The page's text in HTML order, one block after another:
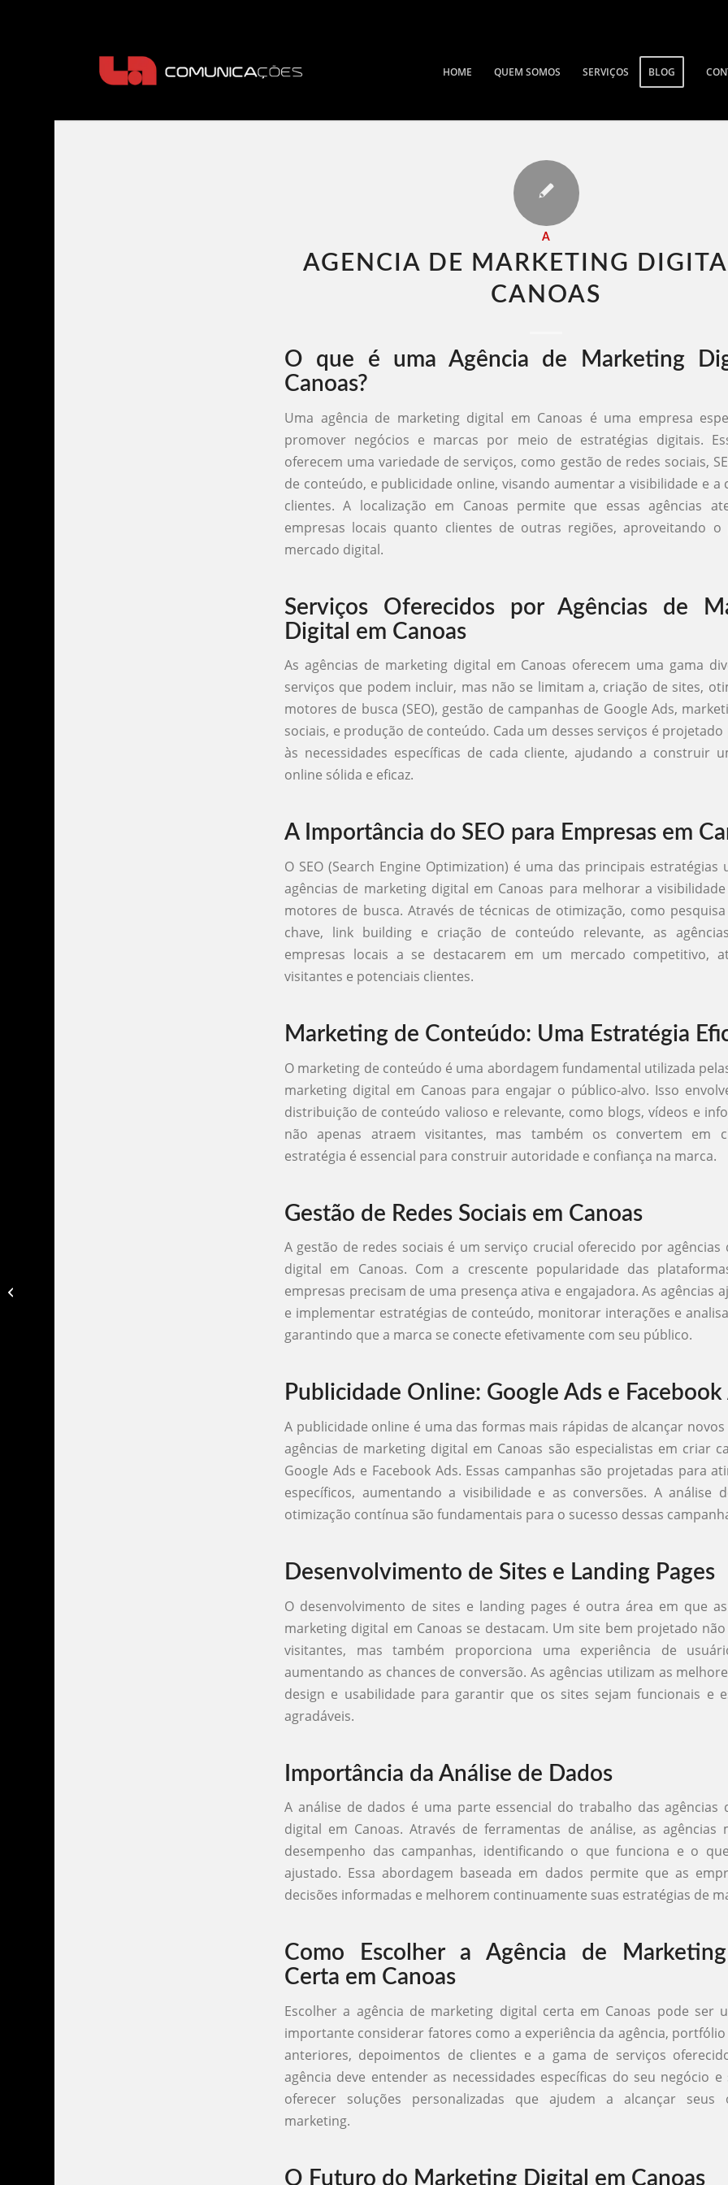
HOME QUEM SOMOS SERVIÇOS BLOG
A
AGENCIA DE MARKETING
CANOAS​
O que é uma Agência de Marketing
Canoas?
Uma agência de marketing digital em Canoas é uma empresa
promover negócios e marcas por meio de estratégias digitais.
oferecem uma variedade de serviços, como gestão de redes sociais,
de conteúdo, e publicidade online, visando aumentar a visibilidade e a
clientes. A localização em Canoas permite que essas agências
empresas locais quanto clientes de outras regiões, aproveitando o
mercado digital.
Serviços Oferecidos por Agências de
Digital em Canoas
As agências de marketing digital em Canoas oferecem uma gama
serviços que podem incluir, mas não se limitam a, criação de sites,
motores de busca (SEO), gestão de campanhas de Google Ads,
sociais, e produção de conteúdo. Cada um desses serviços é
às necessidades específicas de cada cliente, ajudando a construir
online sólida e eficaz.
A Importância do SEO para Empresas em
O SEO (Search Engine Optimization) é uma das principais estratégias
agências de marketing digital em Canoas para melhorar a
motores de busca. Através de técnicas de otimização, como
chave, link building e criação de conteúdo relevante, as
empresas locais a se destacarem em um mercado competitivo,
visitantes e potenciais clientes.
Marketing de Conteúdo: Uma Estratégia
O marketing de conteúdo é uma abordagem fundamental utilizada
marketing digital em Canoas para engajar o público-alvo. Isso
distribuição de conteúdo valioso e relevante, como blogs, vídeos e
não apenas atraem visitantes, mas também os convertem em
estratégia é essencial para construir autoridade e confiança na marca.
Gestão de Redes Sociais em Canoas
A gestão de redes sociais é um serviço crucial oferecido por agências
digital em Canoas. Com a crescente popularidade das
empresas precisam de uma presença ativa e engajadora. As agências
e implementar estratégias de conteúdo, monitorar interações e
garantindo que a marca se conecte efetivamente com seu público.
Publicidade Online: Google Ads e Facebook
A publicidade online é uma das formas mais rápidas de alcançar novos
agências de marketing digital em Canoas são especialistas em criar
Google Ads e Facebook Ads. Essas campanhas são projetadas para
específicos, aumentando a visibilidade e as conversões. A análise
otimização contínua são fundamentais para o sucesso dessas
Desenvolvimento de Sites e Landing Pages
O desenvolvimento de sites e landing pages é outra área em que
marketing digital em Canoas se destacam. Um site bem projetado
visitantes, mas também proporciona uma experiência de
aumentando as chances de conversão. As agências utilizam as
design e usabilidade para garantir que os sites sejam funcionais e
agradáveis.
Importância da Análise de Dados
A análise de dados é uma parte essencial do trabalho das agências
digital em Canoas. Através de ferramentas de análise, as agências
desempenho das campanhas, identificando o que funciona e o
ajustado. Essa abordagem baseada em dados permite que as
decisões informadas e melhorem continuamente suas estratégias de
Como Escolher a Agência de
Certa em Canoas
Escolher a agência de marketing digital certa em Canoas pode ser
importante considerar fatores como a experiência da agência,
anteriores, depoimentos de clientes e a gama de serviços
agência deve entender as necessidades específicas do seu negócio e
oferecer soluções personalizadas que ajudem a alcançar seus
marketing.
O Futuro do Marketing Digital em Canoas